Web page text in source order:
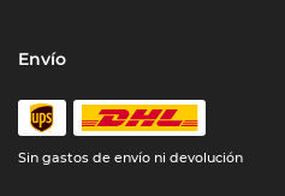
Envío
Sin gastos de envío ni devolución